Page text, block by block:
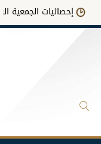
إحصائيات الجمعية الشاملة